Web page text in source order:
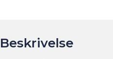
Beskrivelse